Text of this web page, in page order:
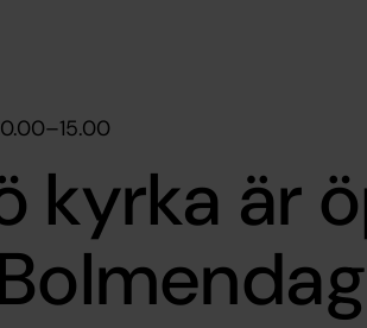
–15.00
kyrka är